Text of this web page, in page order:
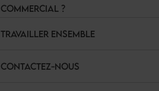
COMMERCIAL ?
TRAVAILLER ENSEMBLE
CONTACTEZ-NOUS